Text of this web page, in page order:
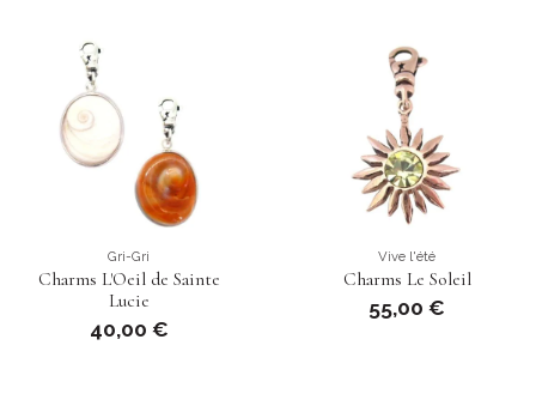
Gri-Gri
Charms L'Oeil de Sainte
Lucie
40,00 €
Vive l'été
Charms Le Soleil
55,00 €